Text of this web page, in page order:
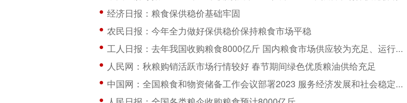
经济日报：粮食保供稳价基础牢固
农民日报：今年全力做好保供稳价保持粮食市场平稳
工人日报：去年我国收购粮食8000亿斤 国内粮食市场供应较为充足、运行...
人民网：秋粮购销活跃市场行情较好 春节期间绿色优质粮油供给充足
中国网：全国粮食和物资储备工作会议部署2023 服务经济发展和社会稳定...